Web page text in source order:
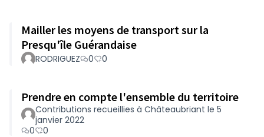
Mailler les moyens de transport sur la
Presqu'île Guérandaise
RODRIGUEZ 0 0
Prendre en compte l'ensemble du territoire
Contributions recueillies à Châteaubriant le 5
janvier 2022
0
0